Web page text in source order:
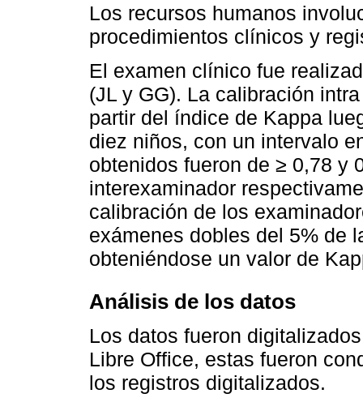
Los recursos humanos
procedimientos clínicos y
El examen clínico fue
(JL y GG). La calibración
partir del índice de Kappa
diez niños, con un intervalo
obtenidos fueron de ≥ 0,78 y
interexaminador
calibración de los
exámenes dobles del 5% de
obteniéndose un valor de
Análisis de los datos
Los datos fueron
Libre Office, estas fueron
los registros digitalizados.